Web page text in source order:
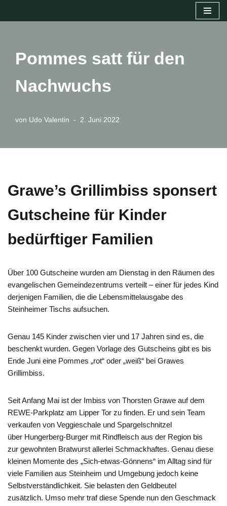
springen
Pommes satt für den
Nachwuchs
von Udo Valentin 2. Juni 2022
Grawe’s Grillimbiss sponsert
Gutscheine für Kinder
bedürftiger Familien
Über 100 Gutscheine wurden am Dienstag in den Räumen des
evangelischen Gemeindezentrums verteilt – einer für jedes Kind
derjenigen Familien, die die Lebensmittelausgabe des
Steinheimer Tischs aufsuchen.
Genau 145 Kinder zwischen vier und 17 Jahren sind es, die
beschenkt wurden. Gegen Vorlage des Gutscheins gibt es bis
Ende Juni eine Pommes „rot“ oder „weiß“ bei Grawes
Grillimbiss.
Seit Anfang Mai ist der Imbiss von Thorsten Grawe auf dem
REWE-Parkplatz am Lipper Tor zu finden. Er und sein Team
verkaufen von Veggieschale und Spargelschnitzel
über Hungerberg-Burger mit Rindfleisch aus der Region bis
zur gewohnten Bratwurst allerlei Schmackhaftes. Genau diese
kleinen Momente des „Sich-etwas-Gönnens“ im Alltag sind für
viele Familien aus Steinheim und Umgebung jedoch keine
Selbstverständlichkeit. Sie belasten den Geldbeutel
zusätzlich. Umso mehr traf diese Spende nun den Geschmack